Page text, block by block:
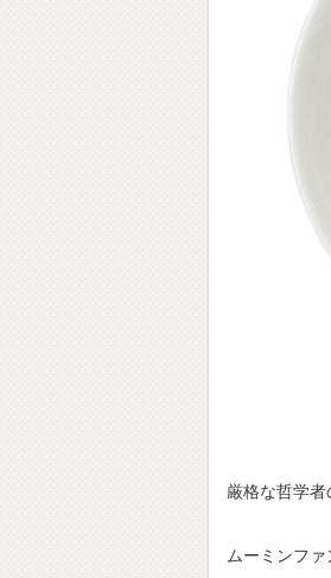
厳格な哲学
ムーミンフ